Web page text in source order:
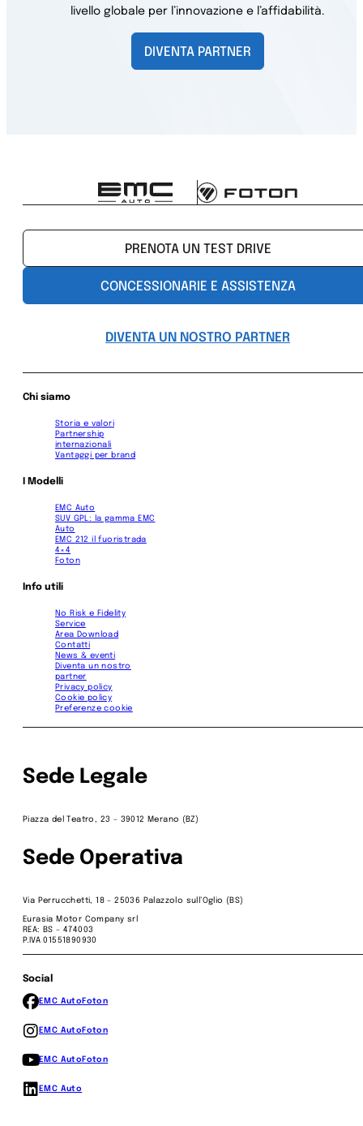
livello globale per l’innovazione e l’affidabilità.
DIVENTA PARTNER
PRENOTA UN TEST DRIVE
CONCESSIONARIE E ASSISTENZA
DIVENTA UN NOSTRO PARTNER
Chi siamo
Storia e valori
Partnership
internazionali
Vantaggi per brand
I Modelli
EMC Auto
SUV GPL: la gamma EMC
Auto
EMC 212 il fuoristrada
4×4
Foton
Info utili
No Risk e Fidelity
Service
Area Download
Contatti
News & eventi
Diventa un nostro
partner
Privacy policy
Cookie policy
Preferenze cookie
Sede Legale
Piazza del Teatro, 23 – 39012 Merano (BZ)
Sede Operativa
Via Perrucchetti, 18 – 25036 Palazzolo sull’Oglio (BS)
Eurasia Motor Company srl
REA: BS – 474003
P.IVA 01551890930
Social
EMC Auto Foton
EMC Auto Foton
EMC Auto Foton
EMC Auto